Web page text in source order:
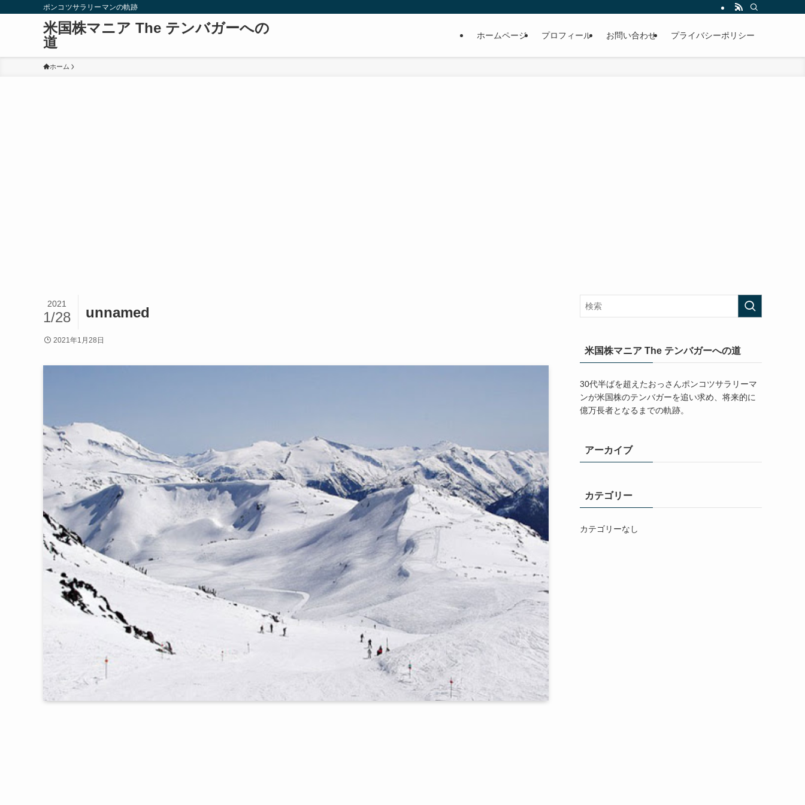
ポンコツサラリーマンの軌跡
米国株マニア The テンバガーへの
道
ホームページ プロフィール お問い合わせ プライバシーポリシー
ホーム
unnamed
2021
1/28
2021年1月28日
米国株マニア The テンバガーへの道
30代半ばを超えたおっさんポンコツサラリーマ
ンが米国株のテンバガーを追い求め、将来的に
億万長者となるまでの軌跡。
アーカイブ
カテゴリー
カテゴリーなし